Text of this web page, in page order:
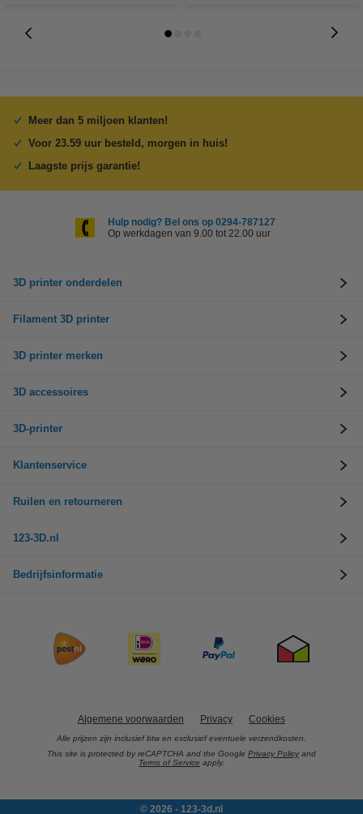
Meer dan 5 miljoen klanten!
Voor 23.59 uur besteld, morgen in huis!
Laagste prijs garantie!
Hulp nodig? Bel ons op 0294-787127
Op werkdagen van 9.00 tot 22.00 uur
3D printer onderdelen
Filament 3D printer
3D printer merken
3D accessoires
3D-printer
Klantenservice
Ruilen en retourneren
123-3D.nl
Bedrijfsinformatie
Algemene voorwaarden Privacy Cookies
Alle prijzen zijn inclusief btw en exclusief eventuele verzendkosten.
This site is protected by reCAPTCHA and the Google Privacy Policy and
Terms of Service apply.
© 2026 - 123-3d.nl